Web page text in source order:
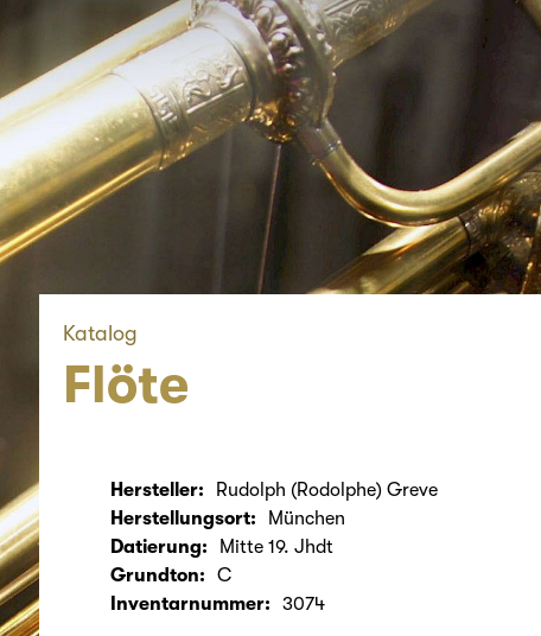
Katalog
Flöte
Hersteller:
Rudolph (Rodolphe) Greve
Herstellungsort:
München
Datierung:
Mitte 19. Jhdt
Grundton:
C
Inventarnummer:
3074